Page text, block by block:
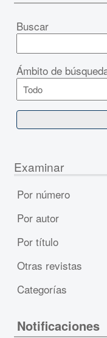
Buscar
Ámbito de
Examinar
Por número
Por autor
Por título
Otras revistas
Categorías
Notificaciones